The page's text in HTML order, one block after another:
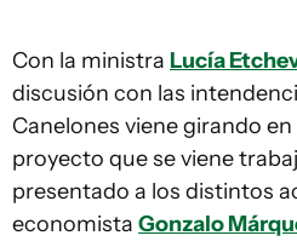
Con la ministra Lucía
discusión con las
Canelones viene girando
proyecto que se viene
presentado a los distintos
economista Gonzalo